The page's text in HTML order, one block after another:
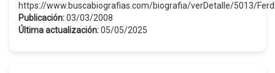
https://www.buscabiografias.com/biografia/verDetalle/5013/
Publicación:03/03/2008
Última actualización:05/05/2025